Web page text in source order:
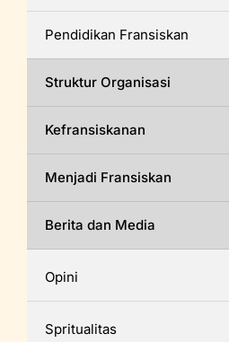
Pendidikan Fransiskan
Struktur Organisasi
Kefransiskanan
Menjadi Fransiskan
Berita dan Media
Opini
Spritualitas